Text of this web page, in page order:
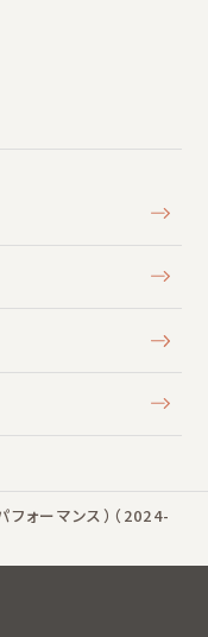
フォーマンス）（2024-